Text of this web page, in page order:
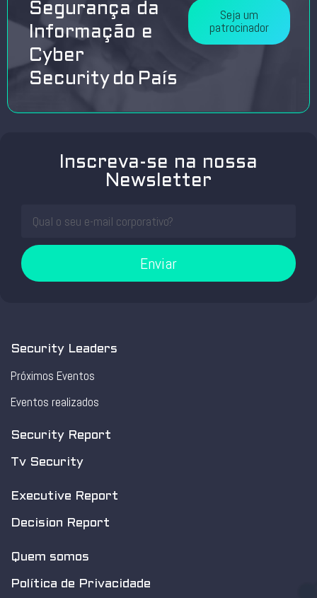
Segurança da
Informação e
Cyber
Security do País
Seja um
patrocinador
Inscreva-se na nossa
Newsletter
Enviar
Security Leaders
Próximos Eventos
Eventos realizados
Security Report
Tv Security
Executive Report
Decision Report
Quem somos
Política de Privacidade